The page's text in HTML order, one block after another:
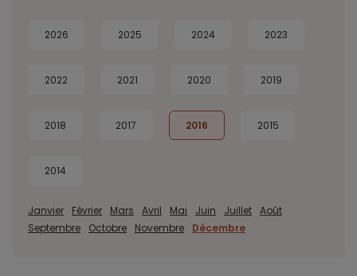
2026 2025 2024 2023
2022 2021 2020 2019
2018 2017 2016 2015
2014
Janvier Février Mars Avril Mai Juin Juillet Août
Septembre
Octobre Novembre Décembre